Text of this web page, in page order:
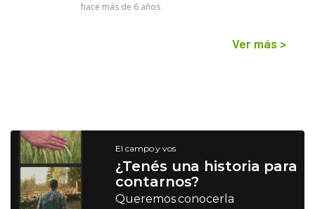
hace más de 6 años
Ver más >
El campo y vos
¿Tenés una historia para
contarnos?
Queremos conocerla